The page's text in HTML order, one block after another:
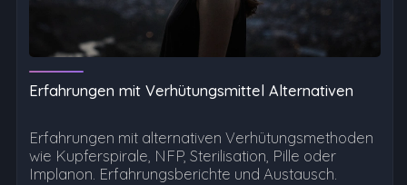
Erfahrungen mit Verhütungsmittel Alternativen
Erfahrungen mit alternativen Verhütungsmethoden
wie Kupferspirale, NFP, Sterilisation, Pille oder
Implanon. Erfahrungsberichte und Austausch.